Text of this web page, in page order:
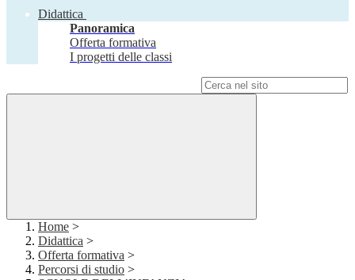
Didattica
Panoramica
Offerta formativa
I progetti delle classi
Home >
Didattica >
Offerta formativa >
Percorsi di studio >